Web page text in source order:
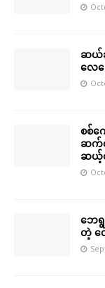
ဆယ်
လေက
စစ်က
ဆက်
ဆယ့်
ဘေရွ
တဲ့ လ